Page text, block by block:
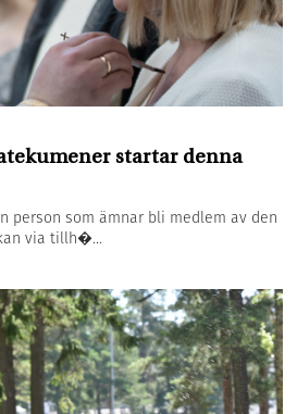
startar denna
person som ämnar bli medlem av den
via tillh�...